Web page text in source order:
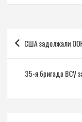
Навигация
по
записям
США задолжали
35-я бригада ВСУ